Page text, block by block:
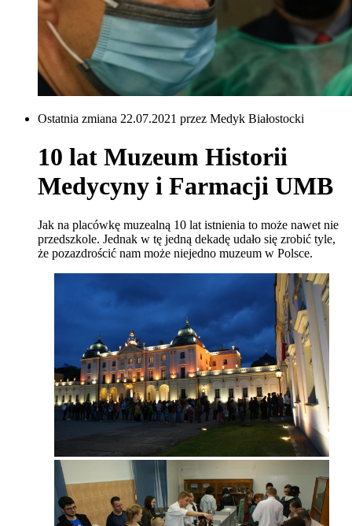
Ostatnia zmiana 22.07.2021 przez Medyk Białostocki
10 lat Muzeum Historii
Medycyny i Farmacji UMB
Jak na placówkę muzealną 10 lat istnienia to może nawet nie
przedszkole. Jednak w tę jedną dekadę udało się zrobić tyle,
że pozazdrościć nam może niejedno muzeum w Polsce.